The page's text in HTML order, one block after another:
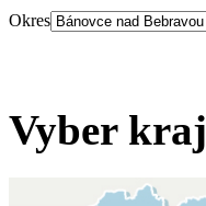
Okres
Vyber kraj